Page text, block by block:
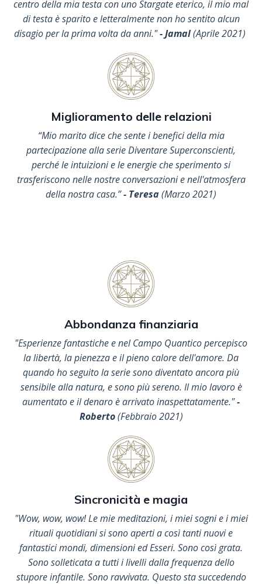
centro della mia testa con uno Stargate eterico, il mio mal
di testa è sparito e letteralmente non ho sentito alcun
disagio per la prima volta da anni."- Jamal(Aprile 2021)
Miglioramento delle relazioni
“Mio marito dice che sente i benefici della mia
partecipazione alla serie Diventare Superconscienti,
perché le intuizioni e le energie che sperimento si
trasferiscono nelle nostre conversazioni e nell'atmosfera
della nostra casa.”- Teresa(Marzo 2021)
Abbondanza finanziaria
"Esperienze fantastiche e nel Campo Quantico percepisco
la libertà, la pienezza e il pieno calore dell'amore. Da
quando ho seguito la serie sono diventato ancora più
sensibile alla natura, e sono più sereno. Il mio lavoro è
aumentato e il denaro è arrivato inaspettatamente."-
Roberto(Febbraio 2021)
Sincronicità e magia
"Wow, wow, wow! Le mie meditazioni, i miei sogni e i miei
rituali quotidiani si sono aperti a così tanti nuovi e
fantastici mondi, dimensioni ed Esseri. Sono così grata.
Sono solleticata a tutti i livelli dalla frequenza dello
stupore infantile. Sono ravvivata. Questo sta succedendo